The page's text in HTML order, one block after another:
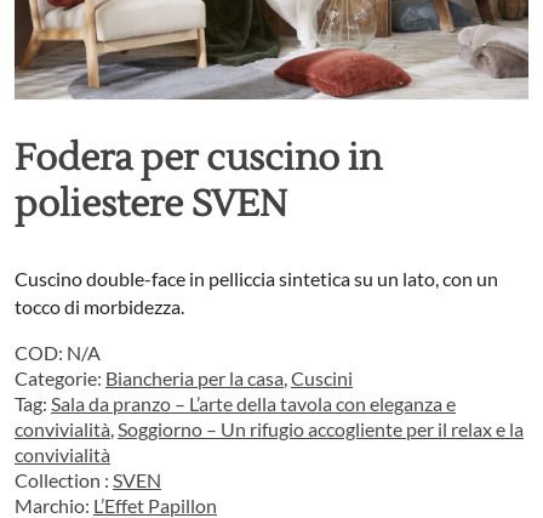
Fodera per cuscino in
poliestere SVEN
Cuscino double-face in pelliccia sintetica su un lato, con un
tocco di morbidezza.
COD: N/A
Categorie: Biancheria per la casa Cuscini
Tag: Sala da pranzo – L’arte della tavola con eleganza e
convivialità Soggiorno – Un rifugio accogliente per il relax e la
convivialità
Collection : SVEN
Marchio: L’Effet Papillon